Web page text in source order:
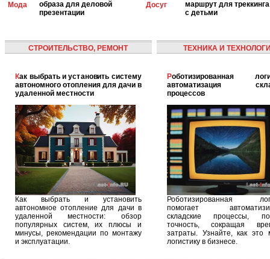
Мода
образа для деловой
презентации
Досуг
маршрут для треккинга
с детьми
СТРОИТЕЛЬСТВО, РЕМОНТ
Как выбрать и установить систему
автономного отопления для дачи в
удаленной местности
Как выбрать и установить
автономное отопление для дачи в
удаленной местности: обзор
популярных систем, их плюсы и
минусы, рекомендации по монтажу
и эксплуатации.
ТЕХНИКА И
Роботизированная логистика:
автоматизация
процессов
Роботизированная
помогает
складские процессы,
точность, сокращая
затраты. Узнайте, как это
логистику в бизнесе.